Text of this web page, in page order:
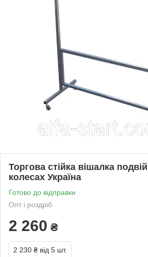
Торгова стійка вішалка
колесах Україна
Готово до відправки
Опт і роздріб
2 260 ₴
2 230 ₴ від 5 шт.